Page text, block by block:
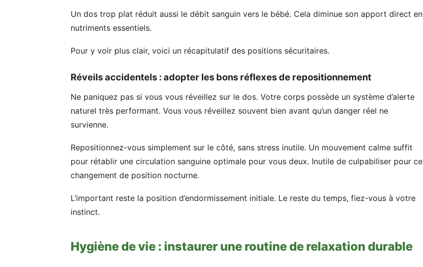
Un dos trop plat réduit aussi le débit sanguin vers le bébé. Cela diminue son apport direct en
nutriments essentiels.
Pour y voir plus clair, voici un récapitulatif des positions sécuritaires.
Réveils accidentels : adopter les bons réflexes de repositionnement
Ne paniquez pas si vous vous réveillez sur le dos. Votre corps possède un système d’alerte
naturel très performant. Vous vous réveillez souvent bien avant qu’un danger réel ne
survienne.
Repositionnez-vous simplement sur le côté, sans stress inutile. Un mouvement calme suffit
pour rétablir une circulation sanguine optimale pour vous deux. Inutile de culpabiliser pour ce
changement de position nocturne.
L’important reste la position d’endormissement initiale. Le reste du temps, fiez-vous à votre
instinct.
Hygiène de vie : instaurer une routine de relaxation durable